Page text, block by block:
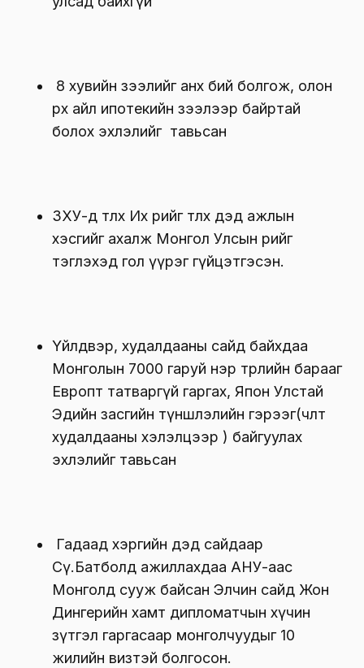
8 хувийн зээлийг анх бий болгож, олон
өрх айл ипотекийн зээлээр байртай
болох эхлэлийг тавьсан
ЗХУ-д төлөх Их өрийг төлөх дэд ажлын
хэсгийг ахалж Монгол Улсын өрийг
тэглэхэд гол үүрэг гүйцэтгэсэн.
Үйлдвэр, худалдааны сайд байхдаа
Монголын 7000 гаруй нэр төрлийн барааг
Европт татваргүй гаргах, Япон Улстай
Эдийн засгийн түншлэлийн гэрээг(чөлөөт
худалдааны хэлэлцээр ) байгуулах
эхлэлийг тавьсан
Гадаад хэргийн дэд сайдаар
Сү.Батболд ажиллахдаа АНУ-аас
Монголд сууж байсан Элчин сайд Жон
Дингерийн хамт дипломатчын хүчин
зүтгэл гаргасаар монголчуудыг 10
жилийн визтэй болгосон.